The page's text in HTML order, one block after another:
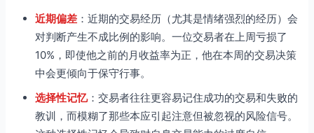
近期偏差 ：近期的交易经历（尤其是情绪强烈的经历）会
对判断产生不成比例的影响。一位交易者在上周亏损了
10%，即使他之前的月收益率为正，他在本周的交易决策
中会更倾向于保守行事。
选择性记忆：交易者往往更容易记住成功的交易和失败的
教训，而模糊了那些本应引起注意但被忽视的风险信号。